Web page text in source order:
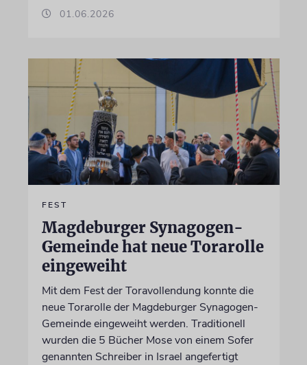
01.06.2026
FEST
Magdeburger Synagogen-
Gemeinde hat neue Torarolle
eingeweiht
Mit dem Fest der Toravollendung konnte die
neue Torarolle der Magdeburger Synagogen-
Gemeinde eingeweiht werden. Traditionell
wurden die 5 Bücher Mose von einem Sofer
genannten Schreiber in Israel angefertigt